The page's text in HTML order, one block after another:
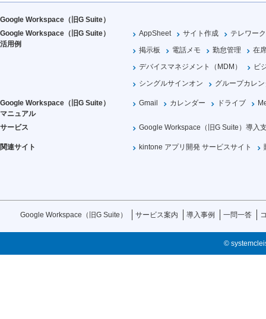
Google Workspace（旧G Suite）
Google Workspace（旧G Suite）
活用例
AppSheet サイト作成
テレワーク
掲示板
電話メモ 勤怠管理
在
デバイスマネジメント（MDM）
ビ
シングルサインオン
グループカレ
Google Workspace（旧G Suite）
マニュアル
Gmail カレンダー ドライブ
サービス Google Workspace（旧G Suite）導入
関連サイト kintone アプリ開発 サービスサイト
Google Workspace（旧G Suite） サービス案内 導入事例 一問一答
©